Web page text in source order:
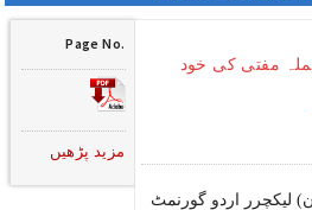
مفتی کی خود
اردو گورنمٹ
Page No.
مزید پڑھیں